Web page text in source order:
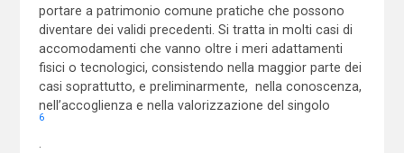
portare a patrimonio comune pratiche che possono
diventare dei validi precedenti. Si tratta in molti casi di
accomodamenti che vanno oltre i meri adattamenti
fisici o tecnologici, consistendo nella maggior parte dei
casi soprattutto, e preliminarmente, nella conoscenza,
nell’accoglienza e nella valorizzazione del singolo
6